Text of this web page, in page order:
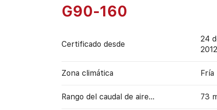
G90-160
Certificado desde
24
2012
Zona climática Fría
Rango del caudal de aire... 73